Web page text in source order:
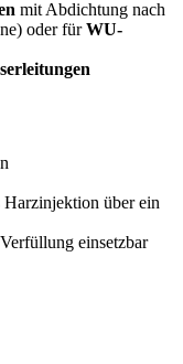
mit Abdichtung nach
oder fürWU-
über ein
einsetzbar